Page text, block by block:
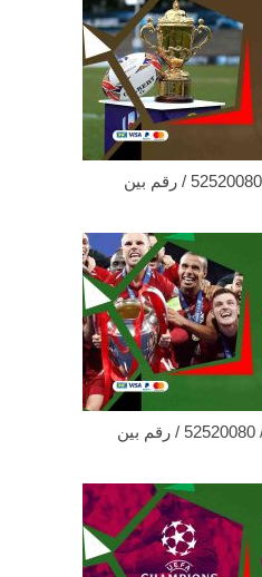
بي ان سبورت الظهر / 52520080 / رقم بين
بي ان سبورت العقيلة / 52520080 / رقم بين